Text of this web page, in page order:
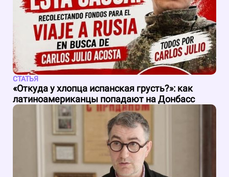
СТАТЬЯ
«Откуда у хлопца испанская грусть?»: как
латиноамериканцы попадают на Донбасс